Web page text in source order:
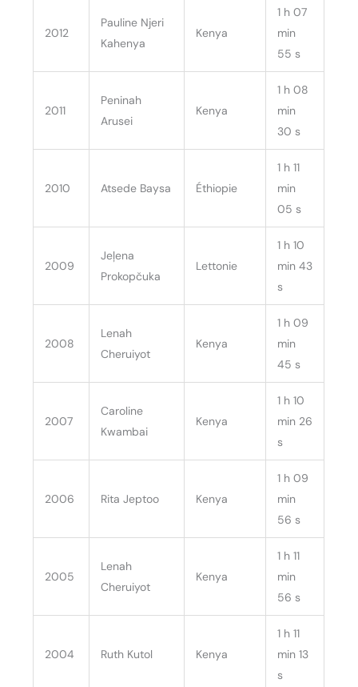
2012
Pauline Njeri
Kahenya
Kenya
1 h 07
min
55 s
2011
Peninah
Arusei
Kenya
1 h 08
min
30 s
2010 Atsede Baysa Éthiopie
1 h 11
min
05 s
2009
Jeļena
Prokopčuka
Lettonie
1 h 10
min 43
s
2008
Lenah
Cheruiyot
Kenya
1 h 09
min
45 s
2007
Caroline
Kwambai
Kenya
1 h 10
min 26
s
2006 Rita Jeptoo Kenya
1 h 09
min
56 s
2005
Lenah
Cheruiyot
Kenya
1 h 11
min
56 s
2004 Ruth Kutol Kenya
1 h 11
min 13
s